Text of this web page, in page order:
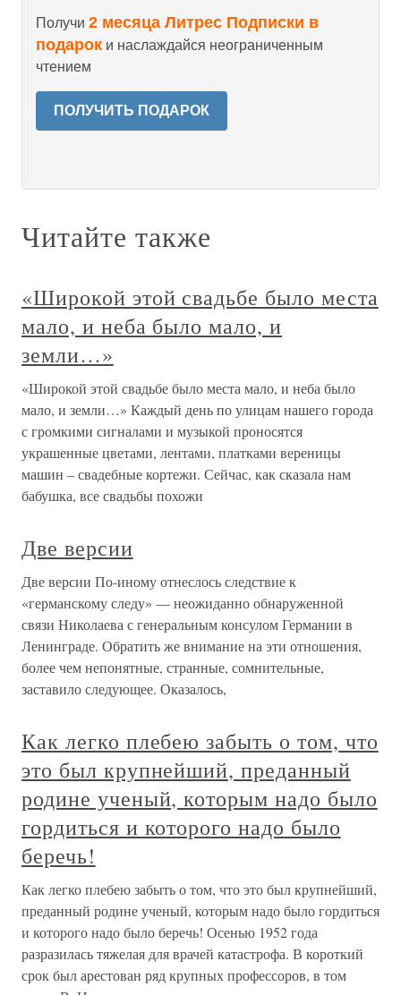
Получи 2 месяца Литрес Подписки в
подарок и наслаждайся неограниченным
чтением
ПОЛУЧИТЬ ПОДАРОК
Читайте также
«Широкой этой свадьбе было места
мало, и неба было мало, и
земли…»
«Широкой этой свадьбе было места мало, и неба было
мало, и земли…» Каждый день по улицам нашего города
с громкими сигналами и музыкой проносятся
украшенные цветами, лентами, платками вереницы
машин – свадебные кортежи. Сейчас, как сказала нам
бабушка, все свадьбы похожи
Две версии
Две версии По-иному отнеслось следствие к
«германскому следу» — неожиданно обнаруженной
связи Николаева с генеральным консулом Германии в
Ленинграде. Обратить же внимание на эти отношения,
более чем непонятные, странные, сомнительные,
заставило следующее. Оказалось,
Как легко плебею забыть о том, что
это был крупнейший, преданный
родине ученый, которым надо было
гордиться и которого надо было
беречь!
Как легко плебею забыть о том, что это был крупнейший,
преданный родине ученый, которым надо было гордиться
и которого надо было беречь! Осенью 1952 года
разразилась тяжелая для врачей катастрофа. В короткий
срок был арестован ряд крупных профессоров, в том